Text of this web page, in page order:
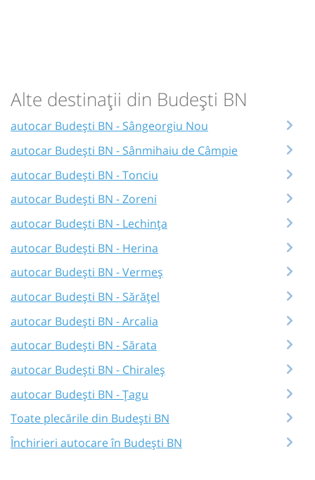
Alte destinații din Budești BN
autocar Budești BN - Sângeorgiu Nou
autocar Budești BN - Sânmihaiu de Câmpie
autocar Budești BN - Tonciu
autocar Budești BN - Zoreni
autocar Budești BN - Lechința
autocar Budești BN - Herina
autocar Budești BN - Vermeș
autocar Budești BN - Sărățel
autocar Budești BN - Arcalia
autocar Budești BN - Sărata
autocar Budești BN - Chiraleș
autocar Budești BN - Țagu
Toate plecările din Budești BN
Închirieri autocare în Budești BN